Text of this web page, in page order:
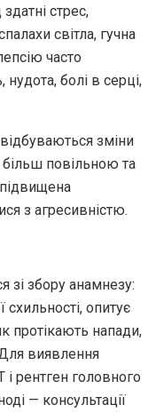
стрес,
світла, гучна
часто
нудота, болі в серці,
зміни
більш повільною та
з агресивністю.
зі збору анамнезу:
схильності, опитує
протікають напади,
виявлення
рентген головного
— консультації